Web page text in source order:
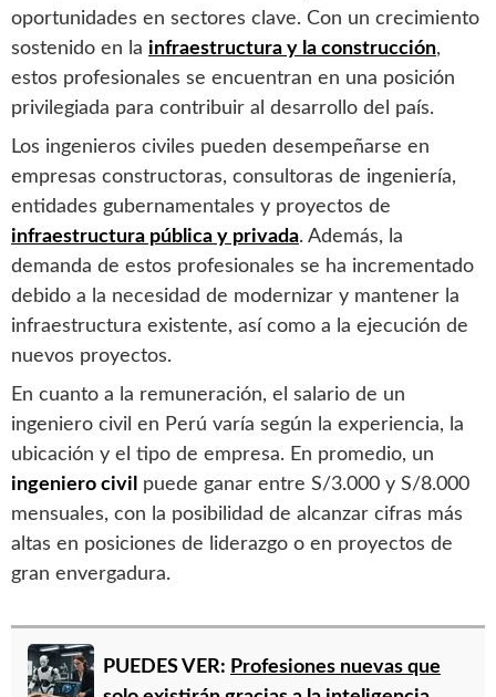
oportunidades en sectores clave. Con un crecimiento
sostenido en la infraestructura y la construcción,
estos profesionales se encuentran en una posición
privilegiada para contribuir al desarrollo del país.
Los ingenieros civiles pueden desempeñarse en
empresas constructoras, consultoras de ingeniería,
entidades gubernamentales y proyectos de
infraestructura pública y privada. Además, la
demanda de estos profesionales se ha incrementado
debido a la necesidad de modernizar y mantener la
infraestructura existente, así como a la ejecución de
nuevos proyectos.
En cuanto a la remuneración, el salario de un
ingeniero civil en Perú varía según la experiencia, la
ubicación y el tipo de empresa. En promedio, un
ingeniero civil
puede ganar entre S/3.000 y S/8.000
mensuales, con la posibilidad de alcanzar cifras más
altas en posiciones de liderazgo o en proyectos de
gran envergadura.
PUEDES VER: Profesiones nuevas que